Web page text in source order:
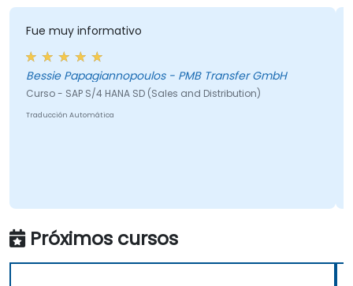
informativo
Papagiannopoulos - PMB Transfer GmbH
- SAP S/4 HANA SD (Sales and Distribution)
Automática
Próximos cursos